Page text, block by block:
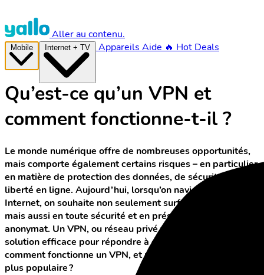
Aller au contenu.
Appareils Aide 🔥 Hot Deals
Qu’est-ce qu’un VPN et
comment fonctionne-t-il ?
Le monde numérique offre de nombreuses opportunités,
mais comporte également certains risques – en particulier
en matière de protection des données, de sécurité et de
liberté en ligne. Aujourd’hui, lorsqu’on navigue sur
Internet, on souhaite non seulement surfer rapidement,
mais aussi en toute sécurité et en préservant son
anonymat. Un VPN, ou réseau privé virtuel, constitue une
solution efficace pour répondre à ces besoins. Mais
comment fonctionne un VPN, et pourquoi est-il de plus en
plus populaire ?